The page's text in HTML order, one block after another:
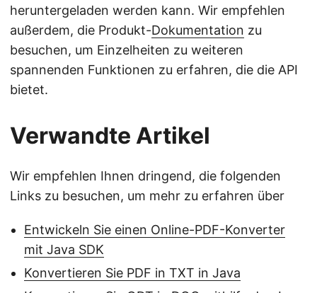
heruntergeladen werden kann. Wir empfehlen
außerdem, die Produkt-Dokumentation zu
besuchen, um Einzelheiten zu weiteren
spannenden Funktionen zu erfahren, die die API
bietet.
Verwandte Artikel
Wir empfehlen Ihnen dringend, die folgenden
Links zu besuchen, um mehr zu erfahren über
Entwickeln Sie einen Online-PDF-Konverter
mit Java SDK
Konvertieren Sie PDF in TXT in Java